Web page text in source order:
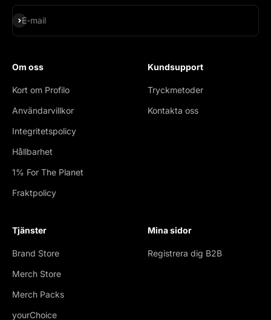
E-mail
Subscribe
Om oss
Kort om Profilo
Användarvillkor
Integritetspolicy
Hållbarhet
1% For The Planet
Fraktpolicy
Kundsupport
Tryckmetoder
Kontakta oss
Tjänster
Brand Store
Merch Store
Merch Packs
yourChoice
Mina sidor
Registrera dig B2B